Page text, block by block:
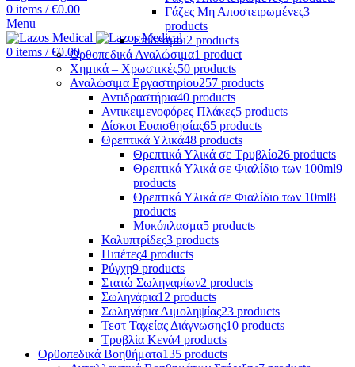
0 items / €0.00
Menu
0 items / €0.00
Γάζες Μη Αποστειρωμένες3
products
Επίδεσμοι2 products
Ορθοπεδικά Αναλώσιμα1 product
Χημικά – Χρωστικές50 products
Αναλώσιμα Εργαστηρίου257 products
Αντιδραστήρια40 products
Αντικειμενοφόρες Πλάκες5 products
Δίσκοι Ευαισθησίας65 products
Θρεπτικά Υλικά48 products
Θρεπτικά Υλικά σε Τρυβλίο26 products
Θρεπτικά Υλικά σε Φιαλίδιο των 100ml9
products
Θρεπτικά Υλικά σε Φιαλίδιο των 10ml8
products
Μυκόπλασμα5 products
Καλυπτρίδες3 products
Πιπέτες4 products
Ρύγχη9 products
Στατώ Σωληναρίων2 products
Σωληνάρια12 products
Σωληνάρια Αιμοληψίας23 products
Τεστ Ταχείας Διάγνωσης10 products
Τρυβλία Κενά4 products
Ορθοπεδικά Βοηθήματα135 products